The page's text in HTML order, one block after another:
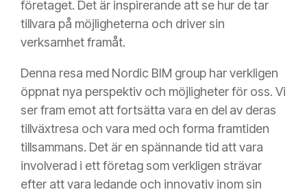
företaget. Det är inspirerande att se hur de tar
tillvara på möjligheterna och driver sin
verksamhet framåt.
Denna resa med Nordic BIM group har verkligen
öppnat nya perspektiv och möjligheter för oss. Vi
ser fram emot att fortsätta vara en del av deras
tillväxtresa och vara med och forma framtiden
tillsammans. Det är en spännande tid att vara
involverad i ett företag som verkligen strävar
efter att vara ledande och innovativ inom sin